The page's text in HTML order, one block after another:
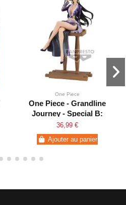
One Piece
One Piece - Grandline
Journey - Special B:
Boa.Hancock
36,99 €
Ajouter au panier